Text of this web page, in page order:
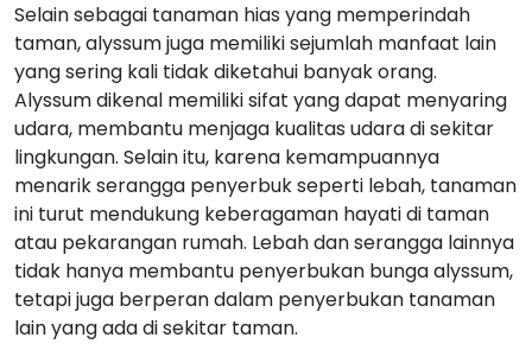
Selain sebagai tanaman hias yang memperindah
taman, alyssum juga memiliki sejumlah manfaat lain
yang sering kali tidak diketahui banyak orang.
Alyssum dikenal memiliki sifat yang dapat menyaring
udara, membantu menjaga kualitas udara di sekitar
lingkungan. Selain itu, karena kemampuannya
menarik serangga penyerbuk seperti lebah, tanaman
ini turut mendukung keberagaman hayati di taman
atau pekarangan rumah. Lebah dan serangga lainnya
tidak hanya membantu penyerbukan bunga alyssum,
tetapi juga berperan dalam penyerbukan tanaman
lain yang ada di sekitar taman.